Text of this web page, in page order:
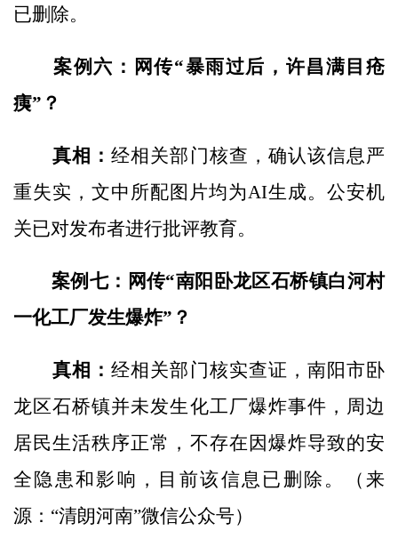
已删除。
案例六：网传“暴雨过后，许昌满目疮
痍”？
真相：经相关部门核查，确认该信息严
重失实，文中所配图片均为AI生成。公安机
关已对发布者进行批评教育。
案例七：网传“南阳卧龙区石桥镇白河村
一化工厂发生爆炸”？
真相：经相关部门核实查证，南阳市卧
龙区石桥镇并未发生化工厂爆炸事件，周边
居民生活秩序正常，不存在因爆炸导致的安
全隐患和影响，目前该信息已删除。（来
源：“清朗河南”微信公众号）